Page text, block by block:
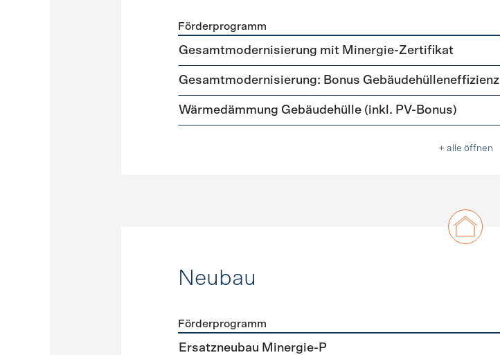
Förderprogramme Gebäudehülle Sanierung
Förderprogramm
Gesamtmodernisierung mit Minergie-Zertifikat
Gesamtmodernisierung: Bonus Gebäudehülleneffizienz
Wärmedämmung Gebäudehülle (inkl. PV-Bonus)
+ alle öffnen
Neubau
Förderprogramme Neubau
Förderprogramm
Ersatzneubau Minergie-P